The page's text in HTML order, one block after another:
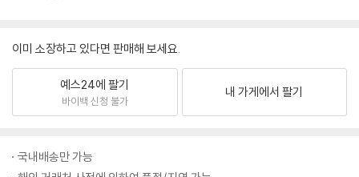
이미 소장하고 있다면 판매해 보세요.
예스24에 팔기
바이백 신청 불가
내 가게에서 팔기
국내배송만 가능